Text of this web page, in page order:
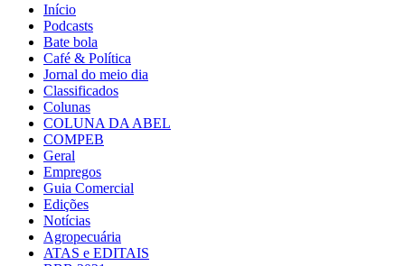
Início
Podcasts
Bate bola
Café & Política
Jornal do meio dia
Classificados
Colunas
COLUNA DA ABEL
COMPEB
Geral
Empregos
Guia Comercial
Edições
Notícias
Agropecuária
ATAS e EDITAIS